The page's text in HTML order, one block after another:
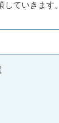
ていきます。